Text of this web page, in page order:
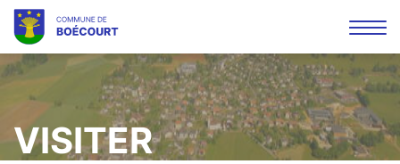
Mots
clés
la
VISITER